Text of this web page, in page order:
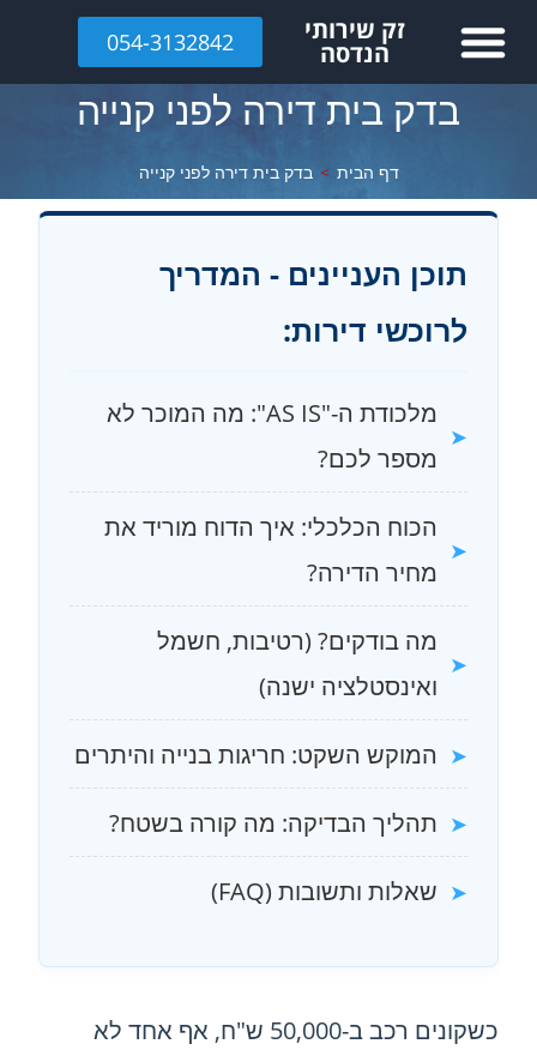
לתוכן זק שירותי
הנדסה 054-3132842
בדק בית דירה לפני קנייה
דף הבית > בדק בית דירה לפני קנייה
תוכן העניינים - המדריך
לרוכשי דירות:
מלכודת ה-"AS IS": מה המוכר לא
מספר לכם?
הכוח הכלכלי: איך הדוח מוריד את
מחיר הדירה?
מה בודקים? (רטיבות, חשמל
ואינסטלציה ישנה)
המוקש השקט: חריגות בנייה והיתרים
תהליך הבדיקה: מה קורה בשטח?
שאלות ותשובות (FAQ)
כשקונים רכב ב-50,000 ש"ח, אף אחד לא